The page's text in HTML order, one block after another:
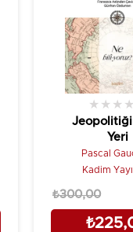
Yeri
★ ★ ★ ★
Pascal
Kadim
₺300,00